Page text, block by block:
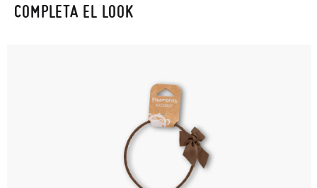
COMPLETA EL LOOK